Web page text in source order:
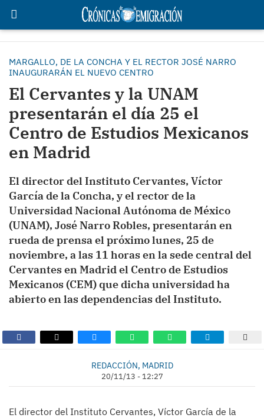
MARGALLO, DE LA CONCHA Y EL RECTOR JOSÉ NARRO
INAUGURARÁN EL NUEVO CENTRO
El Cervantes y la UNAM
presentarán el día 25 el
Centro de Estudios Mexicanos
en Madrid
El director del Instituto Cervantes, Víctor
García de la Concha, y el rector de la
Universidad Nacional Autónoma de México
(UNAM), José Narro Robles, presentarán en
rueda de prensa el próximo lunes, 25 de
noviembre, a las 11 horas en la sede central del
Cervantes en Madrid el Centro de Estudios
Mexicanos (CEM) que dicha universidad ha
abierto en las dependencias del Instituto.
REDACCIÓN, MADRID
20/11/13 - 12:27
El director del Instituto Cervantes, Víctor García de la